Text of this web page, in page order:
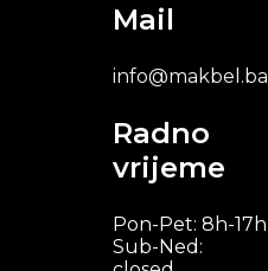
Mail
info@makbel.ba
Radno
vrijeme
Pon-Pet: 8h-17h
Sub-Ned: